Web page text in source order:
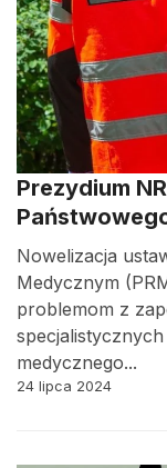
Prezydium
Nowelizacja
Medycznym
problemom z
medycznego...
24 lipca 2024